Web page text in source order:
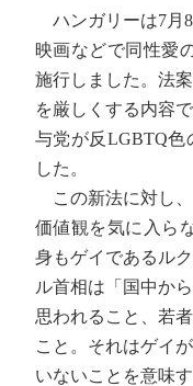
ハンガリーは7月8
映画などで同性愛
施行しました。法
を厳しくする内容
与党が反LGBTQ色
した。
この新法に対し
価値観を気に入ら
身もゲイであるル
ル首相は「国中か
思われること、若
こと。それはゲイ
いないことを意味